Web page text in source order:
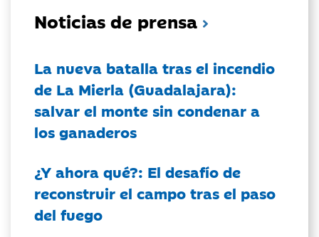
Noticias de prensa
La nueva batalla tras el incendio
de La Mierla (Guadalajara):
salvar el monte sin condenar a
los ganaderos
¿Y ahora qué?: El desafío de
reconstruir el campo tras el paso
del fuego